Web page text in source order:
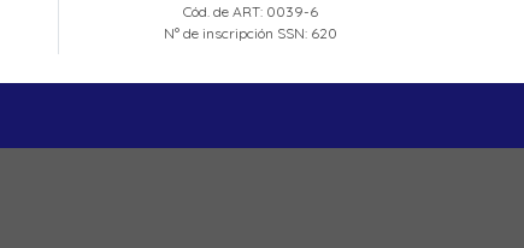
Cód. de ART: 0039-6
N° de inscripción SSN: 620